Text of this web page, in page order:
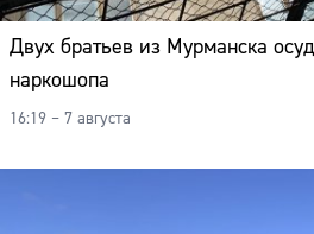
Двух братьев из Мурманска
наркошопа
16:19 – 7 августа